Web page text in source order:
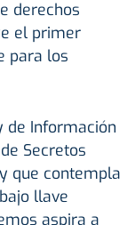
derechos
el primer
para los
de Información
Secretos
que contempla
llave
aspira a